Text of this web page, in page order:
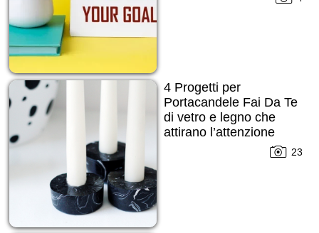
4 Progetti per
Portacandele Fai Da Te
di vetro e legno che
attirano l’attenzione
23